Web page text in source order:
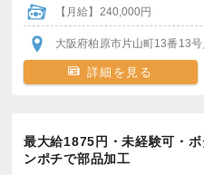
【月給】240,000円
大阪府柏原市片山町13番13号
詳細を見る
最大給1875円・未経験可・ボ
ンポチで部品加工